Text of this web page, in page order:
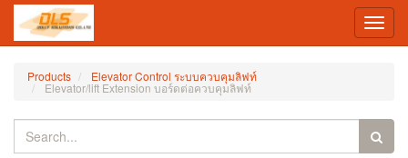
Products Elevator Control ระบบควบคุมลิฟท์
Elevator/lift Extension บอร์ดต่อควบคุมลิฟท์